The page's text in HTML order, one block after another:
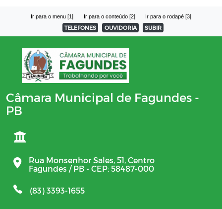
Ir para o menu [1] Ir para o conteúdo [2] Ir para o rodapé [3]
TELEFONES OUVIDORIA SUBIR
Câmara Municipal de Fagundes -
PB
Rua Monsenhor Sales, 51, Centro
Fagundes / PB - CEP: 58487-000
(83) 3393-1655